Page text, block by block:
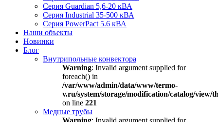
Серия Guardian 5,6-20 кВА
Серия Industrial 35-500 кВА
Серия PowerPact 5.6 кВА
Наши объекты
Новинки
Блог
Внутрипольные конвектора
Warning: Invalid argument supplied for
foreach() in
/var/www/admin/data/www/termo-
v.ru/system/storage/modification/catalog/view/
on line 221
Медные трубы
Warning: Invalid argument supplied for